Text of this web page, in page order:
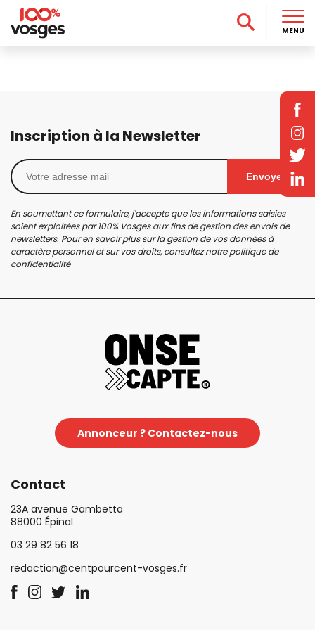
Inscription à la Newsletter
Envoyer
En soumettant ce formulaire, j'accepte que les informations saisies
soient exploitées par 100% Vosges aux fins de gestion des envois de
newsletters. Pour en savoir plus sur la gestion de vos données à
caractère personnel et sur vos droits, consultez notrepolitique de
confidentialité
Annonceur ? Contactez-nous
Contact
23A avenue Gambetta
88000 Épinal
03 29 82 56 18
redaction@centpourcent-vosges.fr
MENU